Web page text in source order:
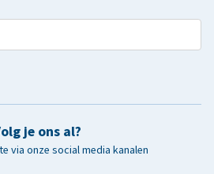
je ons al?
via onze social media kanalen